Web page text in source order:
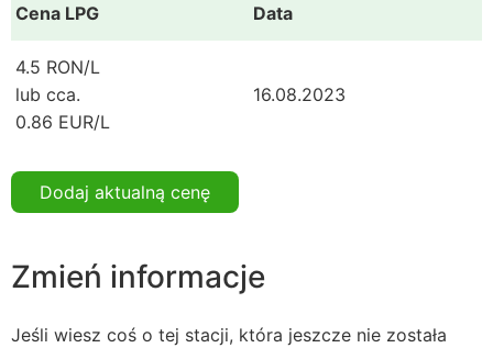
Cena LPG Data
4.5 RON/L
lub cca.
0.86 EUR/L
16.08.2023
Dodaj aktualną cenę
Zmień informacje
Jeśli wiesz coś o tej stacji, która jeszcze nie została